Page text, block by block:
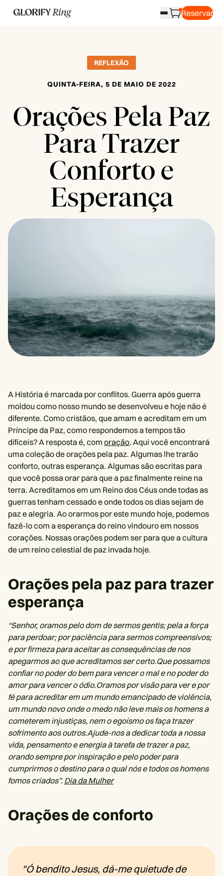
Reservar
REFLEXÃO
QUINTA-FEIRA, 5 DE MAIO DE 2022
Orações Pela Paz
Para Trazer
Conforto e
Esperança
A História é marcada por conflitos. Guerra após guerra
moldou como nosso mundo se desenvolveu e hoje não é
diferente. Como cristãos, que amam e acreditam em um
Príncipe da Paz, como respondemos a tempos tão
difíceis? A resposta é, com oração. Aqui você encontrará
uma coleção de orações pela paz. Algumas lhe trarão
conforto, outras esperança. Algumas são escritas para
que você possa orar para que a paz finalmente reine na
terra. Acreditamos em um Reino dos Céus onde todas as
guerras tenham cessado e onde todos os dias sejam de
paz e alegria. Ao orarmos por este mundo hoje, podemos
fazê-lo com a esperança do reino vindouro em nossos
corações. Nossas orações podem ser para que a cultura
de um reino celestial de paz invada hoje.
Orações pela paz para trazer
esperança
“Senhor, oramos pelo dom de sermos gentis; pela a força
para perdoar; por paciência para sermos compreensivos;
e por firmeza para aceitar as consequências de nos
apegarmos ao que acreditamos ser certo.Que possamos
confiar no poder do bem para vencer o mal e no poder do
amor para vencer o ódio.Oramos por visão para ver e por
fé para acreditar em um mundo emancipado de violência,
um mundo novo onde o medo não leve mais os homens a
cometerem injustiças, nem o egoísmo os faça trazer
sofrimento aos outros.Ajude-nos a dedicar toda a nossa
vida, pensamento e energia à tarefa de trazer a paz,
orando sempre por inspiração e pelo poder para
cumprirmos o destino para o qual nós e todos os homens
fomos criados”. Dia da Mulher
Orações de conforto
"Ó bendito Jesus, dá-me quietude de